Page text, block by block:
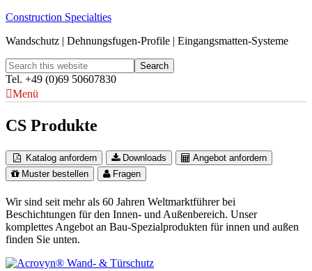
Construction Specialties
Wandschutz | Dehnungsfugen-Profile | Eingangsmatten-Systeme
Tel. +49 (0)69 50607830
Menü
CS Produkte
Katalog anfordern Downloads
Angebot anfordern
Muster bestellen
Fragen
Wir sind seit mehr als 60 Jahren Weltmarktführer bei
Beschichtungen für den Innen- und Außenbereich. Unser
komplettes Angebot an Bau-Spezialprodukten für innen und außen
finden Sie unten.